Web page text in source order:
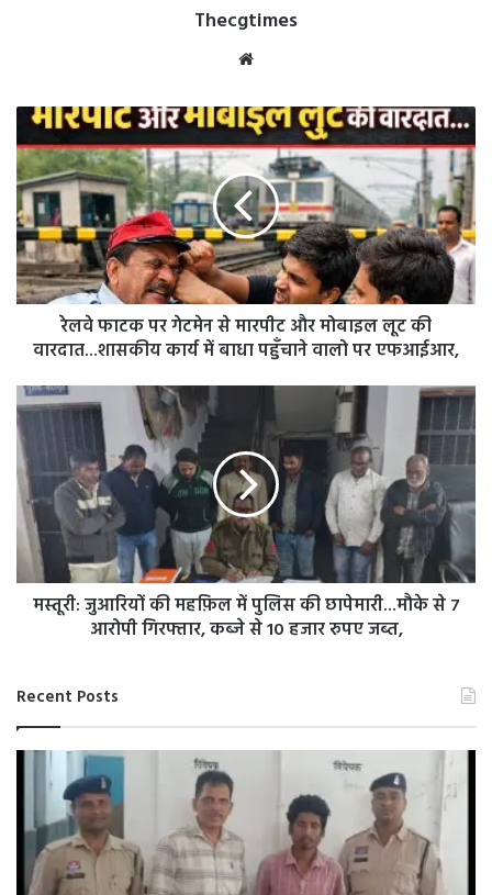
Thecgtimes
रेलवे
फाटक
पर
गेटमेन
से
मारपीट
और
मोबाइल
लूट
वारदात...शासकीय
बाधा
पहुँचाने
वालो
पर
एफआईआर,
रेलवे फाटक पर गेटमेन से मारपीट और मोबाइल लूट की
वारदात...शासकीय कार्य में बाधा पहुँचाने वालो पर एफआईआर,
मस्तूरी:
जुआरियों
की
महफ़िल
में
पुलिस
की
छापेमारी...मौके
से
से
मस्तूरी: जुआरियों की महफ़िल में पुलिस की छापेमारी...मौके से 7
आरोपी गिरफ्तार, कब्जे से 10 हजार रुपए जब्त,
Recent Posts